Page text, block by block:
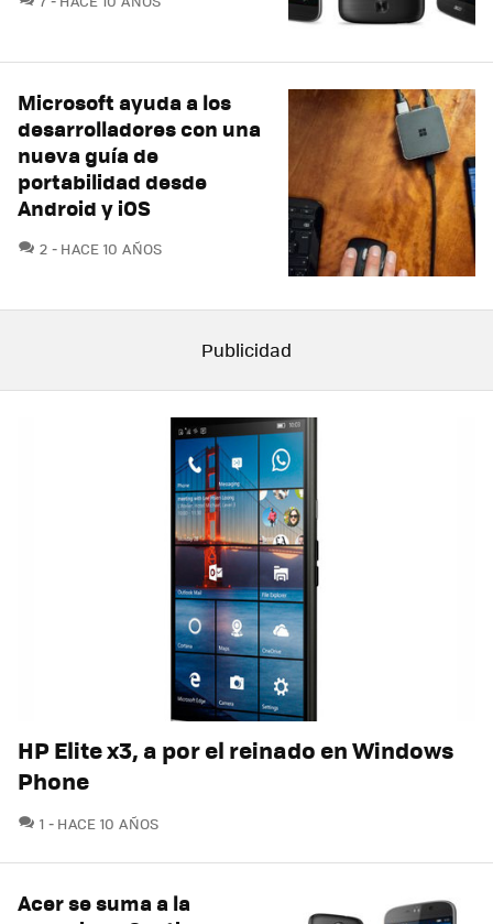
Microsoft ayuda a los
desarrolladores con una
nueva guía de
portabilidad desde
Android y iOS
2 COMENTARIOS
HACE 10 AÑOS
HP Elite x3, a por el reinado en Windows
Phone
1 COMENTARIOS
HACE 10 AÑOS
Acer se suma a la